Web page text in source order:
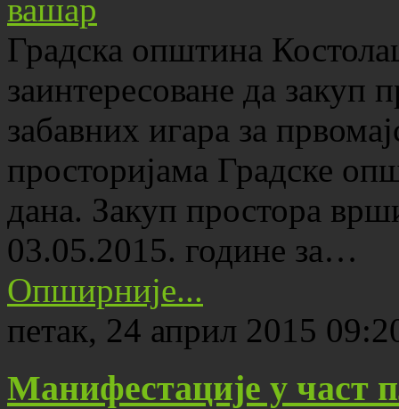
Градска општина
заинтересоване да закуп
забавних игара за
просторијама Градске
дана. Закуп простора
03.05.2015. године за…
Опширније...
петак, 24 април 2015
Манифестације у част